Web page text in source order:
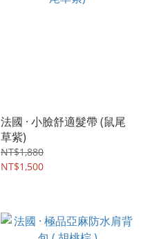
法國 · 小臉舒適髮帶 (鼠尾
草紫)
NT$1,880
NT$1,500